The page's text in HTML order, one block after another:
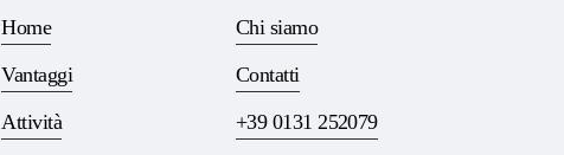
Home
Vantaggi
Attività
Chi siamo
Contatti
+39 0131 252079